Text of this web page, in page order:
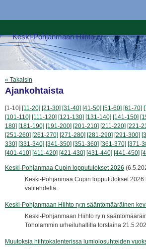
Keski-Pohjanmaan Hiihto ry
« Takaisin
Ajankohtaista
[1-10] [11-20] [21-30] [31-40] [41-50] [51-60] [61-70]
[101-110] [111-120] [121-130] [131-140] [141-150]
180] [181-190] [191-200] [201-210] [211-220] [221-
[251-260] [261-270] [271-280] [281-290] [291-300]
330] [331-340] [341-350] [351-360] [361-370] [371-
[401-410] [411-420] [421-430] [431-440] [441-450]
Keski-Pohjanmaa Cupin lopputulokset 2026
Keski-Pohjanmaa Cupin lopputulokset 2026
välilehdeltä.
Keski-Pohjanmaan Hiihto ry:n sääntömääräinen
Keski-Pohjanmaan Hiihto ry:n
Toholammin urheiluhallilla torstaina
Muutoksia hiihtokalenterissa lumiolosuhteiden